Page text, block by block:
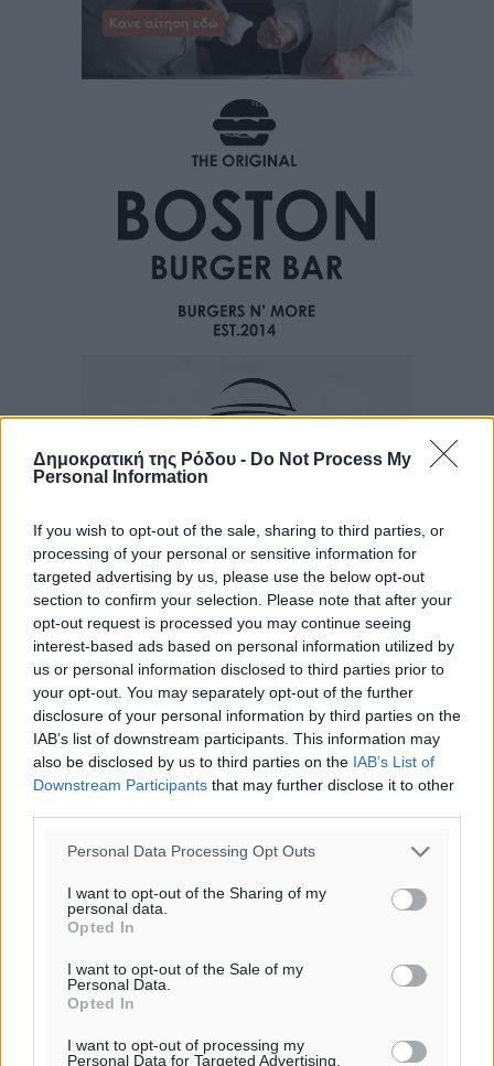
Δημοκρατική της Ρόδου - Do Not Process My
Personal Information
If you wish to opt-out of the sale, sharing to third parties, or
processing of your personal or sensitive information for
targeted advertising by us, please use the below opt-out
section to confirm your selection. Please note that after your
opt-out request is processed you may continue seeing
interest-based ads based on personal information utilized by
us or personal information disclosed to third parties prior to
your opt-out. You may separately opt-out of the further
disclosure of your personal information by third parties on the
IAB’s list of downstream participants. This information may
also be disclosed by us to third parties on the IAB’s List of
Downstream Participants that may further disclose it to other
Personal Data Processing Opt Outs
I want to opt-out of the Sharing of my
personal data.
Opted In
I want to opt-out of the Sale of my
Personal Data.
Opted In
I want to opt-out of processing my
Personal Data for Targeted Advertising.
Ροή ειδήσεων
Οι συναντήσεις που είχε κατά την επίσκεψη του στη
Ρόδο ο Πρέσβης της Βραζιλίας στην Ελλάδα
Τοπικές Ειδήσεις• πριν 6 λεπτά
απειλεί τη ζήτηση για πακέτα διακοπών – Στο
Ειδήσεις• πριν 16 λεπτά
Νέο ξενοδοχείο στη Ρόδο για την H Hotels –
Χατζηλαζάρου – Προχωρά καινούργιο ξενοδοχείο
Τοπικές Ειδήσεις• πριν 21 λεπτά